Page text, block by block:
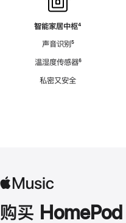
智能家居中枢脚
⁴
声音识别脚
⁵
温湿度传感器脚
⁶
私密又安全
购买 HomePod